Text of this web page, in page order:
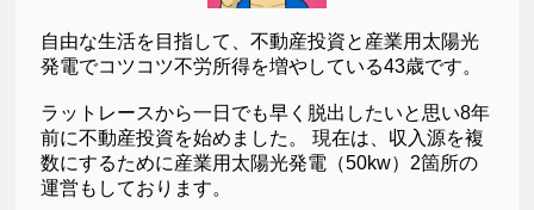
自由な生活を目指して、不動産投資と産業用太陽光
発電でコツコツ不労所得を増やしている43歳です。
ラットレースから一日でも早く脱出したいと思い8年
前に不動産投資を始めました。 現在は、収入源を複
数にするために産業用太陽光発電（50kw）2箇所の
運営もしております。